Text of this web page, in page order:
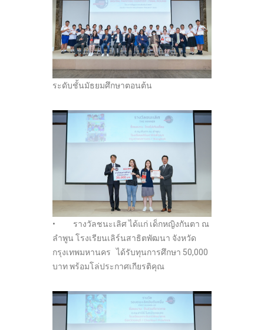
ระดับชั้นมัธยมศึกษาตอนต้น
• รางวัลชนะเลิศ ได้แก่ เด็กหญิงกันตา ณ
ลำพูน โรงเรียนเลิร์นสาธิตพัฒนา จังหวัด
กรุงเทพมหานคร ได้รับทุนการศึกษา 50,000
บาท พร้อมโล่ประกาศเกียรติคุณ